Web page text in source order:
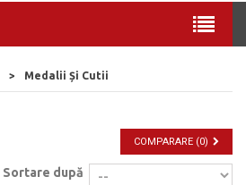
> Medalii Și Cutii
COMPARARE (0)
Sortare după